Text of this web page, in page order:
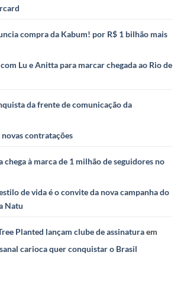
compra da Kabum! por R$ 1 bilhão mais
Lu e Anitta para marcar chegada ao Rio de
da frente de comunicação da
contratações
à marca de 1 milhão de seguidores no
de vida é o convite da nova campanha do
Natu
Planted lançam clube de assinaturaem
carioca quer conquistar o Brasil